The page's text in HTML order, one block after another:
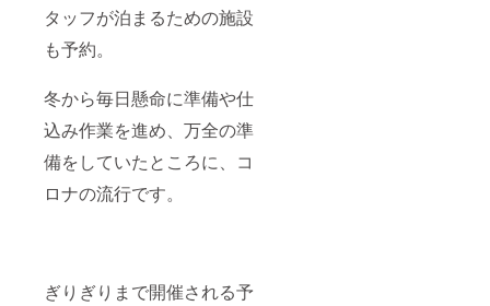
タッフが泊まるための施設
も予約。
冬から毎日懸命に準備や仕
込み作業を進め、万全の準
備をしていたところに、コ
ロナの流行です。
ぎりぎりまで開催される予